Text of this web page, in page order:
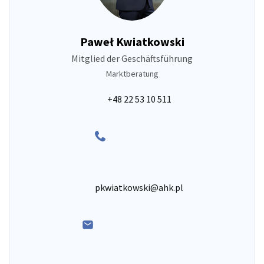
Paweł Kwiatkowski
Mitglied der Geschäftsführung
Marktberatung
+48 22 53 10 511
pkwiatkowski@ahk.pl